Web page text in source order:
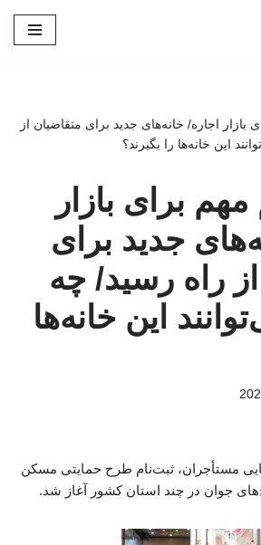
اجاره/ خانه‌های جدید برای متقاضیان از
این خانه‌ها را بگیرند؟
برای بازار
جدید برای
راه رسید/ چه
این خانه‌ها
مستأجران، ثبت‌نام طرح حمایتی مسکن
جوان در چند استان کشور آغاز شد.